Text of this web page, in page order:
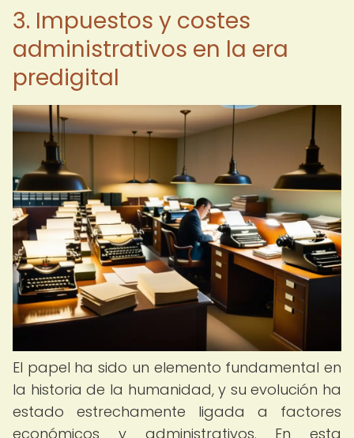
3. Impuestos y costes
administrativos en la era
predigital
El papel ha sido un elemento fundamental en
la historia de la humanidad, y su evolución ha
estado estrechamente ligada a factores
económicos y administrativos. En esta